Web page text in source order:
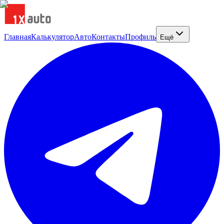
ГлавнаяКалькуляторАвтоКонтактыПрофиль Ещё